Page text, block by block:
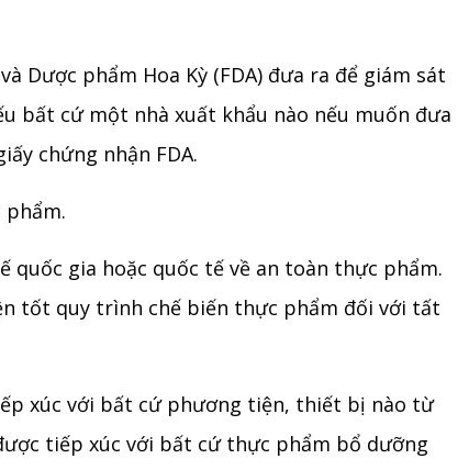
Dược phẩm Hoa Kỳ (FDA) đưa ra để giám sát
bất cứ một nhà xuất khẩu nào nếu muốn đưa
chứng nhận FDA.
gia hoặc quốc tế về an toàn thực phẩm.
tốt quy trình chế biến thực phẩm đối với tất
xúc với bất cứ phương tiện, thiết bị nào từ
tiếp xúc với bất cứ thực phẩm bổ dưỡng